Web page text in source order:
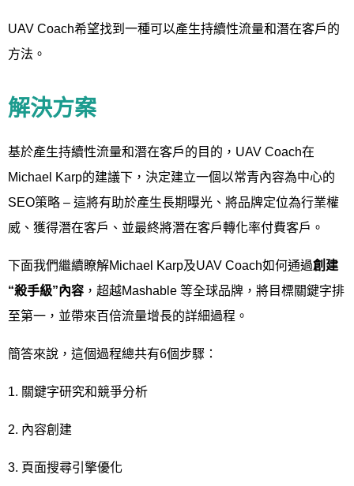
UAV Coach希望找到一種可以產生持續性流量和潛在客戶的
方法。
解決方案
基於產生持續性流量和潛在客戶的目的，UAV Coach在
Michael Karp的建議下，決定建立一個以常青內容為中心的
SEO策略 – 這將有助於產生長期曝光、將品牌定位為行業權
威、獲得潛在客戶、並最終將潛在客戶轉化率付費客戶。
下面我們繼續瞭解Michael Karp及UAV Coach如何通過創建
“殺手級”內容 ，超越Mashable 等全球品牌，將目標關鍵字排
至第一，並帶來百倍流量增長的詳細過程。
簡答來說，這個過程總共有6個步驟：
1. 關鍵字研究和競爭分析
2. 內容創建
3. 頁面搜尋引擎優化